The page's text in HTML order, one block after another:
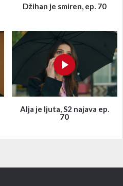
Džihan je smiren, ep. 70
Alja je ljuta, S2 najava ep.
70